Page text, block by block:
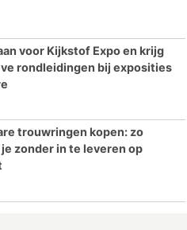
voor Kijkstof Expo en krijg
rondleidingen bij exposities
trouwringen kopen: zo
je zonder in te leveren op